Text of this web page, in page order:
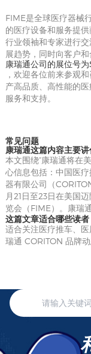
FIME是全球医疗器械
的医疗设备和服务提
行业领袖和专家进行
展趋势，同时向客户
康瑞通公司的展位号
，欢迎各位前来参观
产高品质、高性能的
服务和支持。
常见问题
康瑞通这篇内容主要讲
本文围绕“康瑞通将在
心信息包括：中国医
器有限公司（
月21日至23日在美国
览会（FIME）。康瑞
这篇文章适合哪些读者
适合关注医疗推车、
瑞通 CORITON 品牌